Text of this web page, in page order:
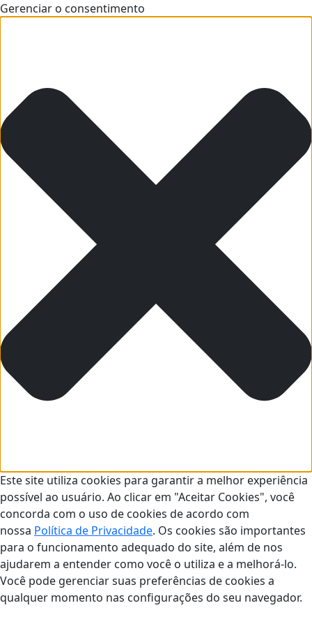
Gerenciar o consentimento
Este site utiliza cookies para garantir a melhor experiência
possível ao usuário. Ao clicar em "Aceitar Cookies", você
concorda com o uso de cookies de acordo com
nossa Política de Privacidade. Os cookies são importantes
para o funcionamento adequado do site, além de nos
ajudarem a entender como você o utiliza e a melhorá-lo.
Você pode gerenciar suas preferências de cookies a
qualquer momento nas configurações do seu navegador.